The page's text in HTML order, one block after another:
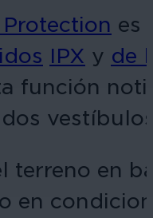
es
IPX y de
función
terreno en
en